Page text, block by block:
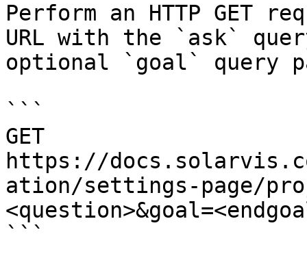
Perform an HTTP GET
URL with the `ask`
optional `goal` query
```
GET
https://
ation/settings-page/
```